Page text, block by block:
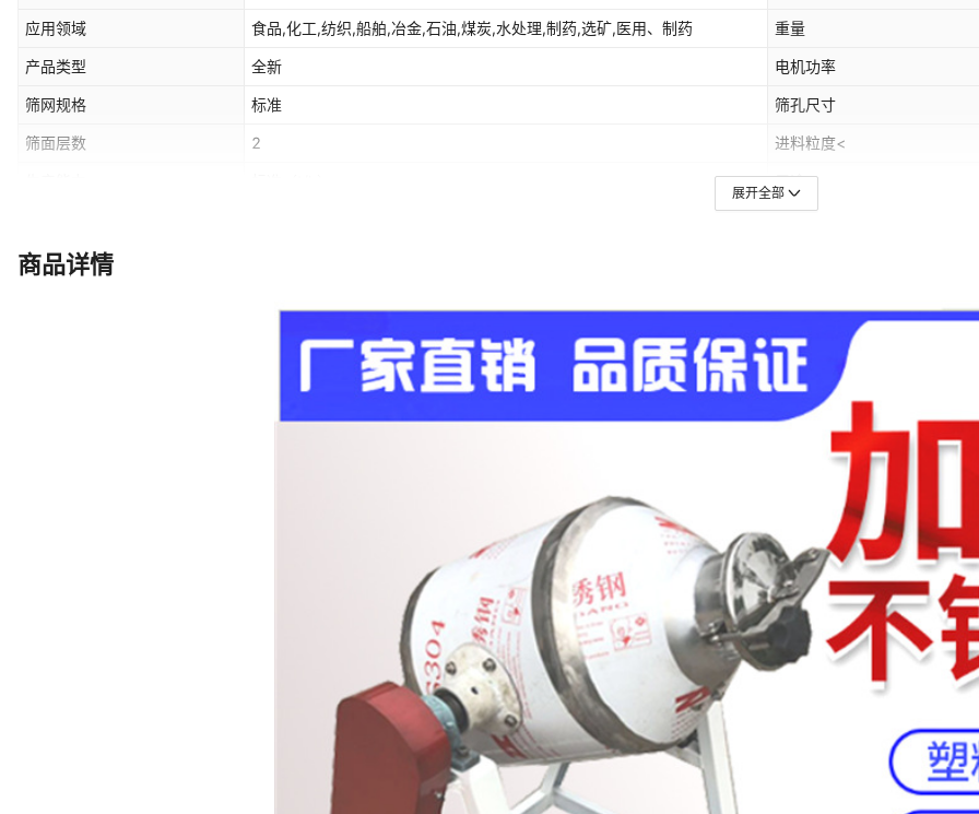
应用领域 食品,化工,纺织,船舶,冶金,石油,煤炭,水处理,制药,选矿,医用、制药 重量
产品类型 全新 电机功率
筛网规格 标准 筛孔尺寸
筛面层数 2 进料粒度<
用途
展开全部
商品详情